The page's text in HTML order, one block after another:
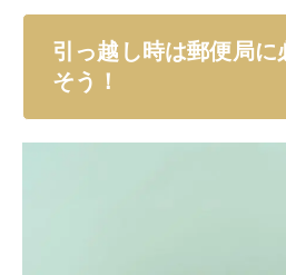
引っ越し時は郵便局に
そう！